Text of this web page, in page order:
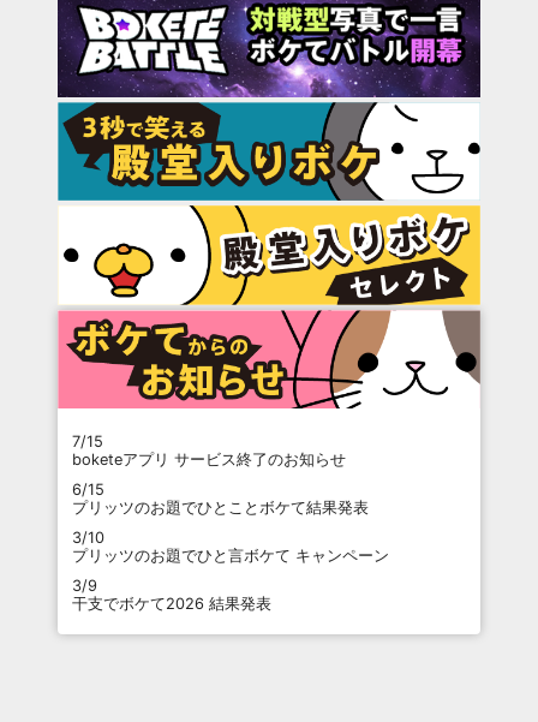
7/15
boketeアプリ サービス終了のお知らせ
6/15
プリッツのお題でひとことボケて結果発表
3/10
プリッツのお題でひと言ボケて キャンペーン
3/9
干支でボケて2026 結果発表